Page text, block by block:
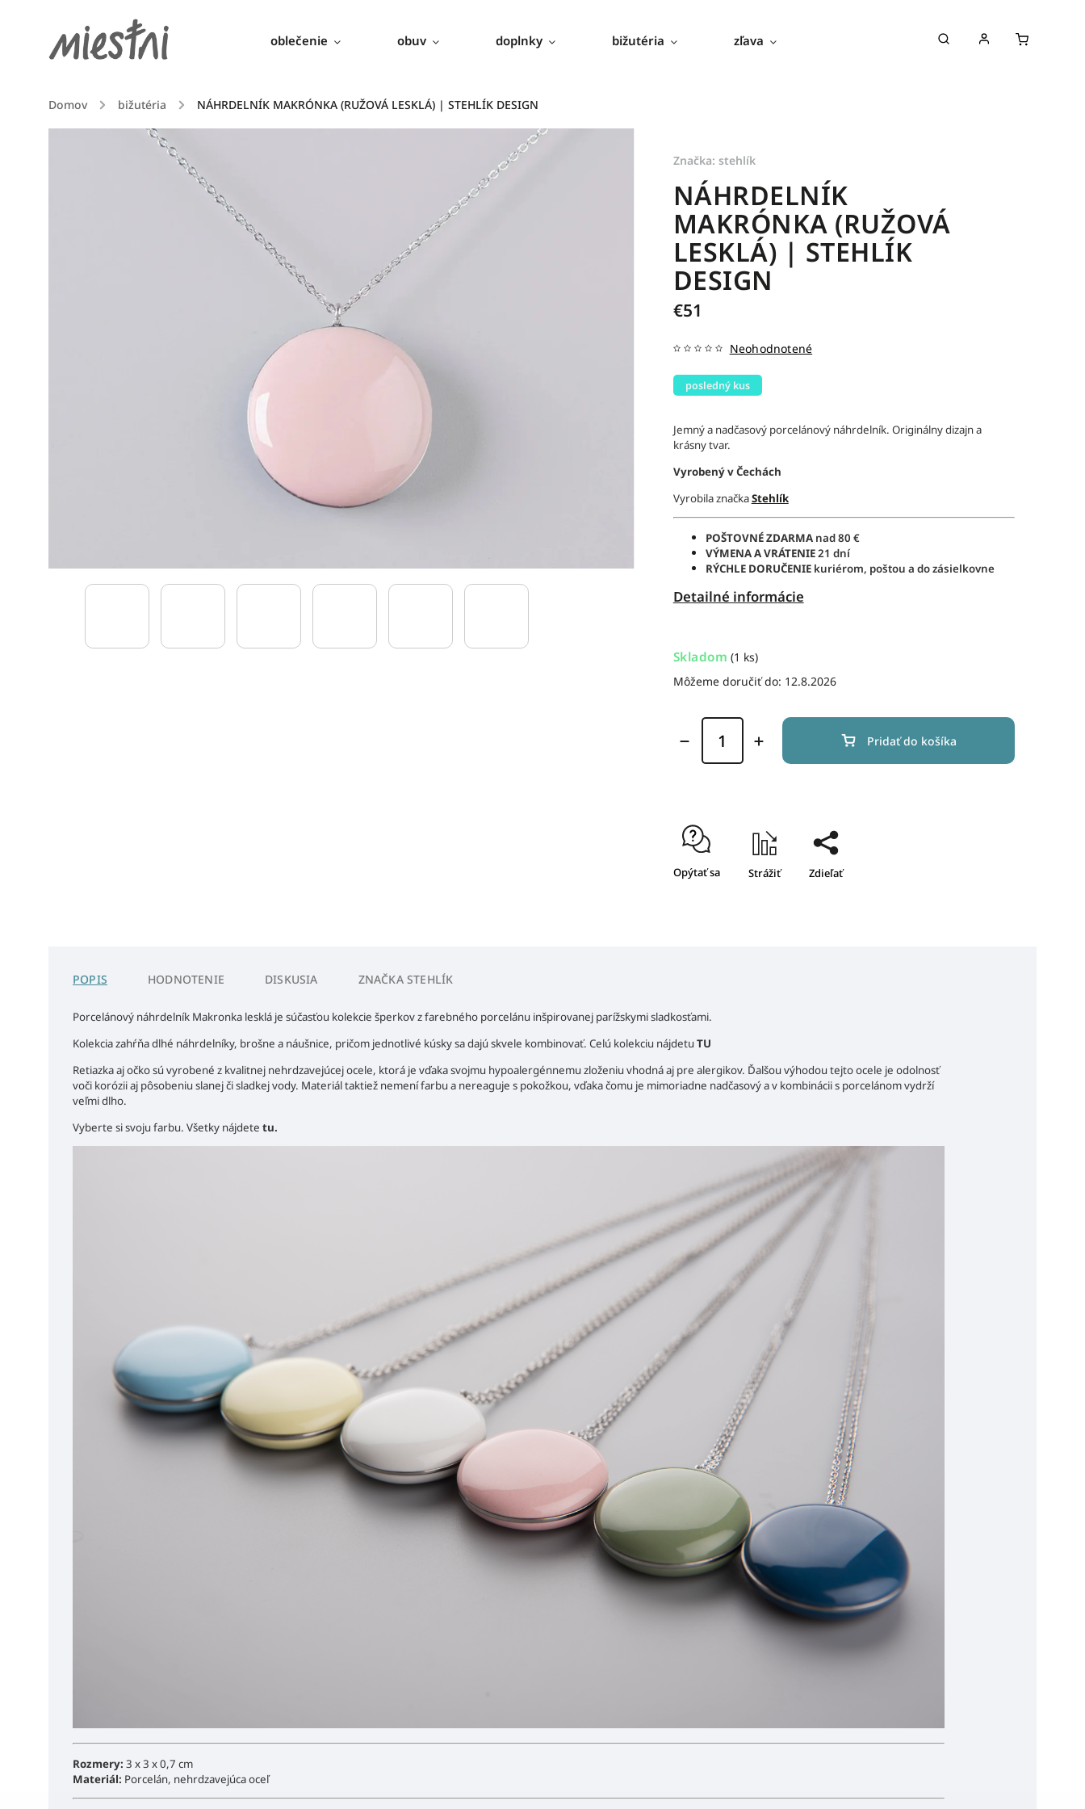
oblečenie obuv doplnky bižutéria zľava
Domov / bižutéria / NÁHRDELNÍK MAKRÓNKA (RUŽOVÁ LESKLÁ) | STEHLÍK DESIGN
NÁHRDELNÍK
MAKRÓNKA (RUŽOVÁ
LESKLÁ) | STEHLÍK
DESIGN
€51
posledný kus
Neohodnotené
Jemný a nadčasový porcelánový náhrdelník. Originálny dizajn a
krásny tvar.
Vyrobený v Čechách
Vyrobila značkaStehlík
POŠTOVNÉ ZDARMA nad 80 €
VÝMENA A VRÁTENIE21 dní
RÝCHLE DORUČENIEkuriérom, poštou a do zásielkovne
Detailné informácie
Značka: stehlík
Skladom (1 ks)
Môžeme doručiť do: 12.8.2026
Pridať do košíka
Opýtať sa Strážiť Zdieľať
POPIS HODNOTENIE DISKUSIA ZNAČKASTEHLÍK
Porcelánový náhrdelník Makronka lesklá je súčasťou kolekcie šperkov z farebného porcelánu inšpirovanej parížskymi sladkosťami.
Kolekcia zahŕňa dlhé náhrdelníky, brošne a náušnice, pričom jednotlivé kúsky sa dajú skvele kombinovať. Celú kolekciu nájdetu TU
Retiazka aj očko sú vyrobené z kvalitnej nehrdzavejúcej ocele, ktorá je vďaka svojmu hypoalergénnemu zloženiu vhodná aj pre alergikov. Ďalšou výhodou tejto ocele je odolnosť
voči korózii aj pôsobeniu slanej či sladkej vody. Materiál taktiež nemení farbu a nereaguje s pokožkou, vďaka čomu je mimoriadne nadčasový a v kombinácii s porcelánom vydrží
veľmi dlho.
Vyberte si svoju farbu. Všetky nájdete tu.
Rozmery: 3 x 3 x 0,7 cm
Materiál: Porcelán, nehrdzavejúca oceľ